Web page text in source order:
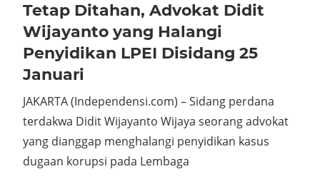
Tetap Ditahan, Advokat Didit
Wijayanto yang Halangi
Penyidikan LPEI Disidang 25
Januari
JAKARTA (Independensi.com) – Sidang perdana
terdakwa Didit Wijayanto Wijaya seorang advokat
yang dianggap menghalangi penyidikan kasus
dugaan korupsi pada Lembaga